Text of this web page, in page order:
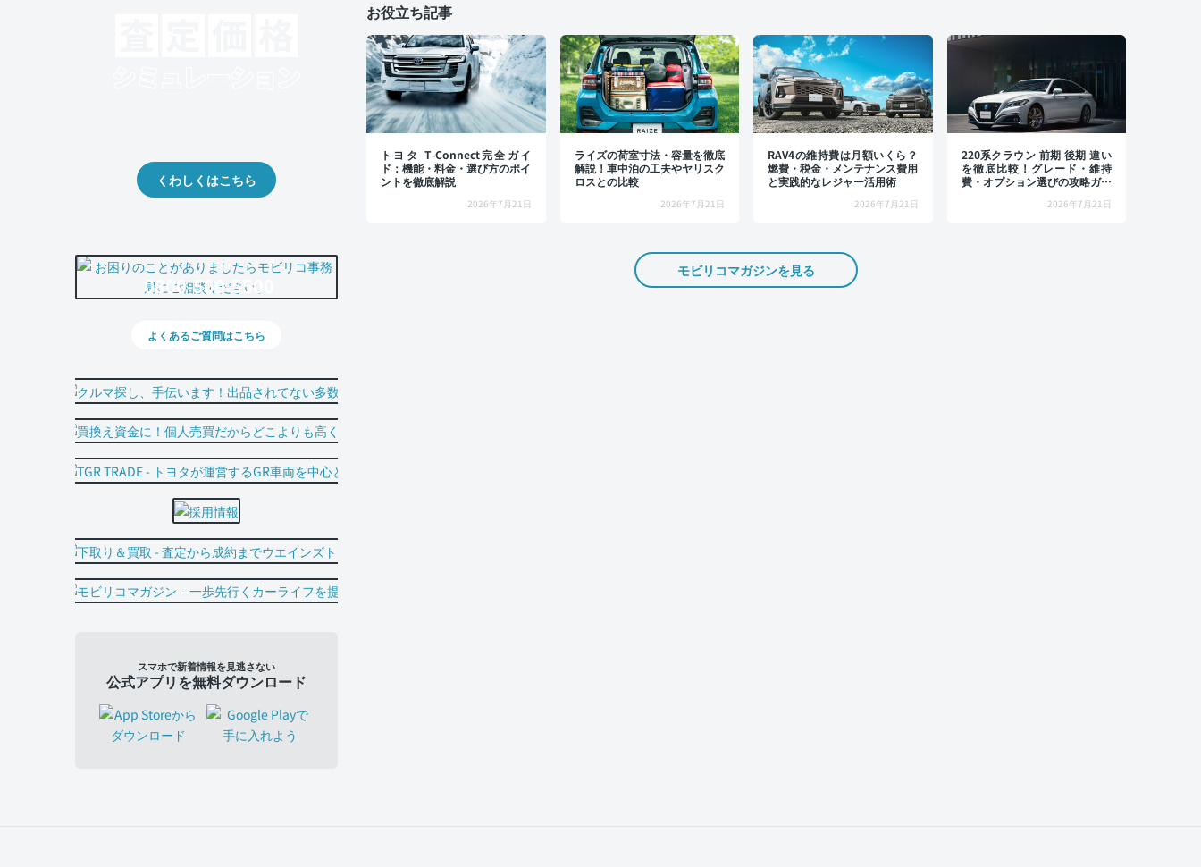
お役立ち記事
トヨタ T-Connect完全ガイ
ド：機能・料金・選び方のポイ
ントを徹底解説
2026年7月21日
ライズの荷室寸法・容量を徹底
解説！車中泊の工夫やヤリスク
ロスとの比較
2026年7月21日
RAV4の維持費は月額いくら？
燃費・税金・メンテナンス費用
と実践的なレジャー活用術
2026年7月21日
220系クラウン 前期 後期 違い
を徹底比較！グレード・維持
費・オプション選びの攻略ガイ
2026年7月21日
モビリコマガジンを見る
くわしくはこちら
0800-500-5500
よくあるご質問はこちら
スマホで新着情報を見逃さない
公式アプリを無料ダウンロード